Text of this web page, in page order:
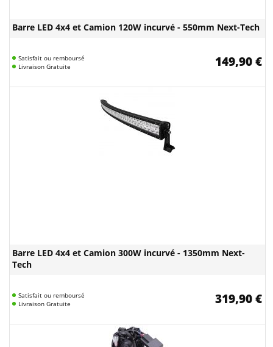
Barre LED 4x4 et Camion 120W incurvé - 550mm Next-Tech
Satisfait ou remboursé
Livraison Gratuite
149,90 €
Barre LED 4x4 et Camion 300W incurvé - 1350mm Next-
Tech
Satisfait ou remboursé
Livraison Gratuite
319,90 €